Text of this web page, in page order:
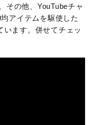
その他、YouTubeチャ
アイテムを駆使した
います。併せてチェッ